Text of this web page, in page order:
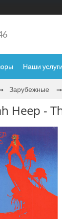
Наши услуги
Зарубежные
Heep -